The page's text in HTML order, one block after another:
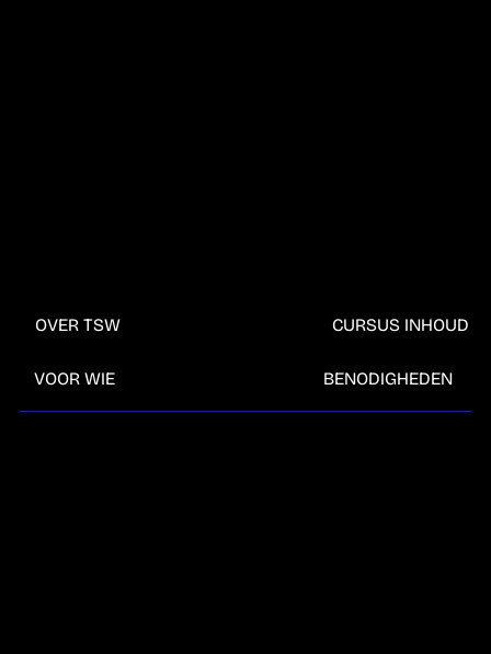
OVER TSW CURSUS INHOUD
VOOR WIE BENODIGHEDEN